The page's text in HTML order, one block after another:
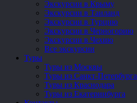
Экскурсии в Крыму
Экскурсии в Таиланд
Экскурсии в Турцию
Экскурсии в Черногорию
Экскурсии в Чехию
Все экскурсии
Туры
Туры из Москвы
Туры из Санкт-Петербурга
Туры из Краснодара
Туры из Екатеринбурга